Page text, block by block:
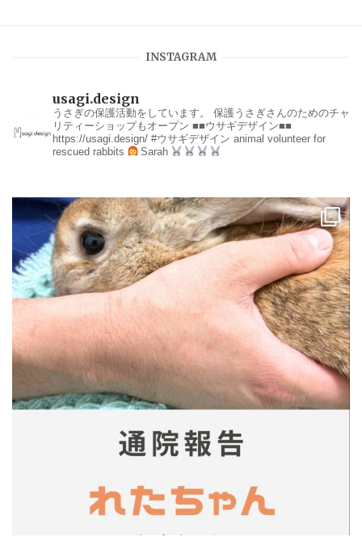
INSTAGRAM
usagi.design
うさぎの保護活動をしています。
保護うさぎさんのためのチャ
リティーショップもオープン ■■ウサギデザイン■■
https://usagi.design/ #ウサギデザイン animal volunteer for
rescued rabbits
Sarah